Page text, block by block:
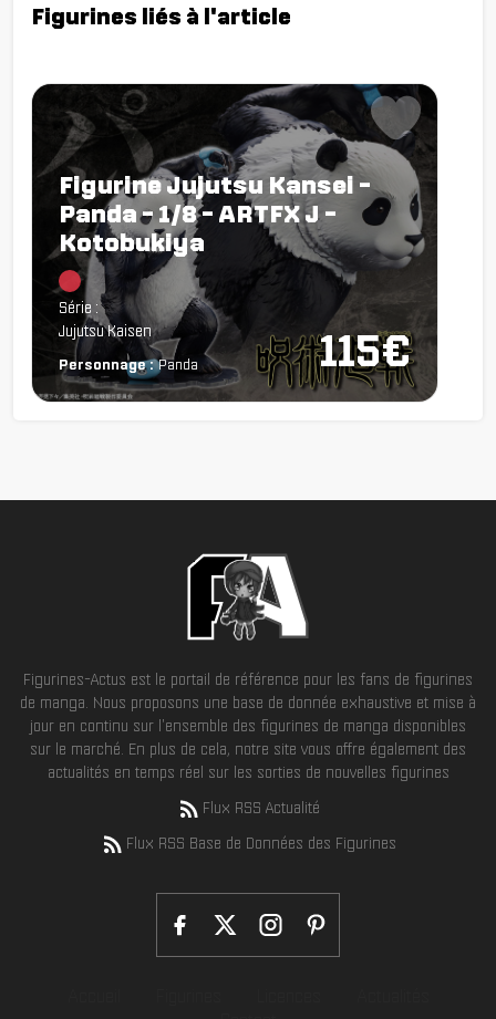
Figurines liés à l'article
115€
Figurine Jujutsu Kansei -
Panda - 1/8 - ARTFX J -
Kotobukiya
Chargement...
Série :
Jujutsu Kaisen
Personnage : Panda
Figurines-Actus est le portail de référence pour les fans de figurines
de manga. Nous proposons une base de donnée exhaustive et mise à
jour en continu sur l'ensemble des figurines de manga disponibles
sur le marché. En plus de cela, notre site vous offre également des
actualités en temps réel sur les sorties de nouvelles figurines
Flux RSS Actualité
Flux RSS Base de Données des Figurines